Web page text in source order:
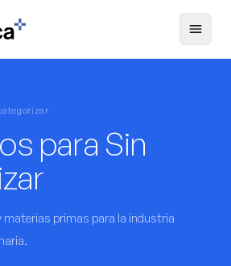
para Sin
primas para la industria